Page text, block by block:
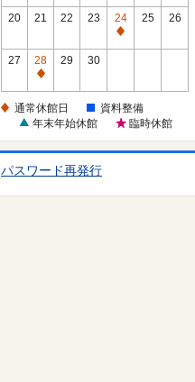
館
常
館
日
20 21 22 23
24
通
館
日
25 26
27
28
通
休
日
29 30
通常休館日
資料整備
年末年始休館
臨時休館
パスワード再発行